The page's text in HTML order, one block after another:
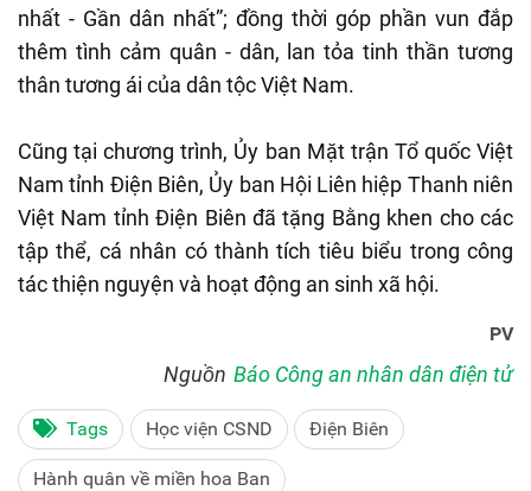
nhất - Gần dân nhất”; đồng thời góp phần vun đắp
thêm tình cảm quân - dân, lan tỏa tinh thần tương
thân tương ái của dân tộc Việt Nam.
Cũng tại chương trình, Ủy ban Mặt trận Tổ quốc Việt
Nam tỉnh Điện Biên, Ủy ban Hội Liên hiệp Thanh niên
Việt Nam tỉnh Điện Biên đã tặng Bằng khen cho các
tập thể, cá nhân có thành tích tiêu biểu trong công
tác thiện nguyện và hoạt động an sinh xã hội.
PV
Nguồn Báo Công an nhân dân điện tử
Tags Học viện CSND Điện Biên
Hành quân về miền hoa Ban